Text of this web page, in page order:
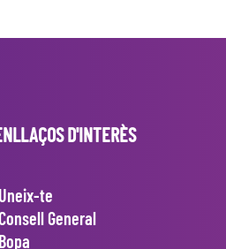
D'INTERÈS
Uneix-te
General
Bopa